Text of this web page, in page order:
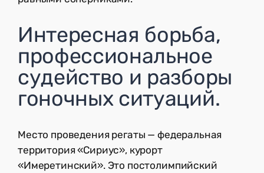
Интересная борьба,
профессиональное
судейство и разборы
гоночных ситуаций.
Место проведения регаты — федеральная
территория «Сириус», курорт
«Имеретинский». Это постолимпийский